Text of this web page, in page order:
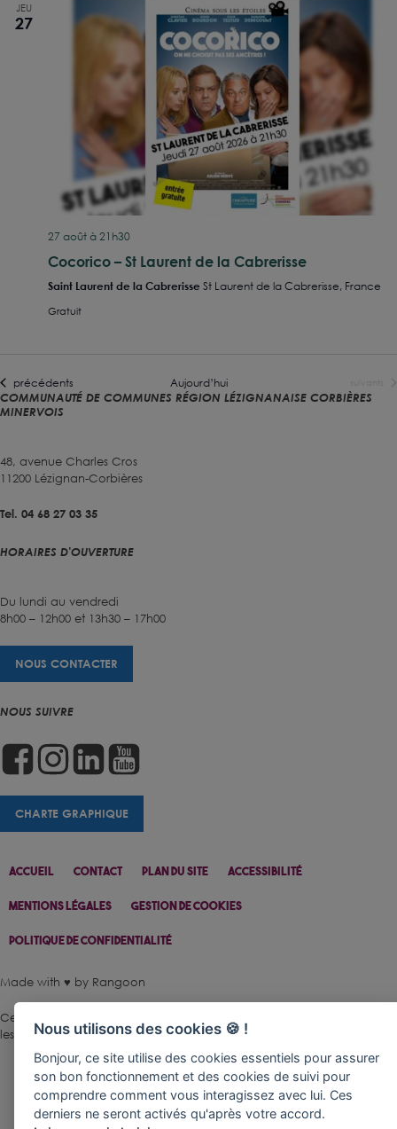
JEU
27
27 août à 21h30
Cocorico – St Laurent de la Cabrerisse
Saint Laurent de la Cabrerisse St Laurent de la Cabrerisse, France
Gratuit
Évènements
précédents Aujourd’hui
Accueil Contact Plan Du Site Accessibilité
Mentions Légales Gestion De Cookies
Politique De Confidentialité
COMMUNAUTÉ DE COMMUNES RÉGION LÉZIGNANAISE CORBIÈRES
MINERVOIS
48, avenue Charles Cros
11200 Lézignan-Corbières
Tel. 04 68 27 03 35
HORAIRES D'OUVERTURE
Du lundi au vendredi
8h00 – 12h00 et 13h30 – 17h00
NOUS CONTACTER
NOUS SUIVRE
CHARTE GRAPHIQUE
Made with ♥ by Rangoon
Ce site est protégé par reCAPTCHA.
les conditions d'utilisationde Google s'appliquent.
Nous utilisons des cookies 🍪 !
Bonjour, ce site utilise des cookies essentiels pour assurer
son bon fonctionnement et des cookies de suivi pour
comprendre comment vous interagissez avec lui. Ces
derniers ne seront activés qu'après votre accord.